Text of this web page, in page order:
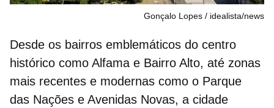
Gonçalo Lopes idealista/news
Desde os bairros emblemáticos do centro
histórico como Alfama e Bairro Alto, até zonas
mais recentes e modernas como o Parque
das Nações e Avenidas Novas, a cidade